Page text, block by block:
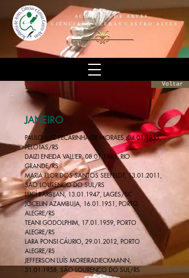
ACADEMIA DE ARTES,
CIÊNCIAS E LETRAS CASTRO ALVES
Voltar
JANEIRO
PAULO LUIZ PECARINHA DE MORAES,04.01.1955,
PELOTAS/RS
DAIZI ENEIDA VALLIER,08.01.1945, RIO
GRANDE/RS
MARIA FLOR DOS SANTOS SEEFELDT, 13.01.2011 ,
SÃO LOURENÇO DO SUL/RS
LUCÍ BARBIJAN,13.01.1947, LAGES/SC
JOCELIN AZAMBUJA, 16.01.1951 , PORTO
ALEGRE/RS
TEANI GODOLPHIM, 17.01.1959, PORTO
ALEGRE/RS
LARA PONSI CÁURIO, 29.01.2012, PORTO
ALEGRE/RS
JEFFERSON LUÍS MOREIRADIECKMANN,
31.01.1958, SÃO LOURENÇO DO SUL/RS